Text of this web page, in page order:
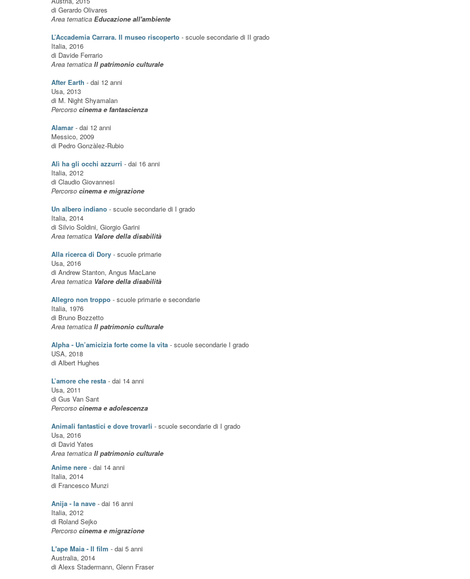
di Gerardo Olivares
Area tematica Educazione all'ambiente
L’Accademia Carrara. Il museo riscoperto - scuole secondarie di II grado
Italia, 2016
di Davide Ferrario
Area tematica Il patrimonio culturale
After Earth - dai 12 anni
Usa, 2013
di M. Night Shyamalan
Percorso cinema e fantascienza
Alamar - dai 12 anni
Messico, 2009
di Pedro Gonzàlez-Rubio
Alì ha gli occhi azzurri - dai 16 anni
Italia, 2012
di Claudio Giovannesi
Percorso cinema e migrazione
Un albero indiano - scuole secondarie di I grado
Italia, 2014
di Silvio Soldini, Giorgio Garini
Area tematica Valore della disabilità
Alla ricerca di Dory - scuole primarie
Usa, 2016
di Andrew Stanton, Angus MacLane
Area tematica Valore della disabilità
Allegro non troppo - scuole primarie e secondarie
Italia, 1976
di Bruno Bozzetto
Area tematica Il patrimonio culturale
Alpha - Un’amicizia forte come la vita - scuole secondarie I grado
USA, 2018
di Albert Hughes
L’amore che resta - dai 14 anni
Usa, 2011
di Gus Van Sant
Percorso cinema e adolescenza
Animali fantastici e dove trovarli - scuole secondarie di I grado
Usa, 2016
di David Yates
Area tematica Il patrimonio culturale
Anime nere - dai 14 anni
Italia, 2014
di Francesco Munzi
Anija - la nave - dai 16 anni
Italia, 2012
di Roland Sejko
Percorso cinema e migrazione
L'ape Maia - Il film - dai 5 anni
Australia, 2014
di Alexs Stadermann, Glenn Fraser